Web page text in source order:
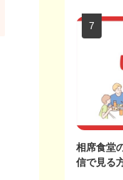
相席食堂
信で見る